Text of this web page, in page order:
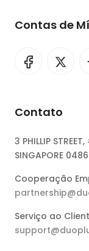
Contas de
Contato
3 PHILLIP
SINGAPORE
Cooperação
Serviço ao